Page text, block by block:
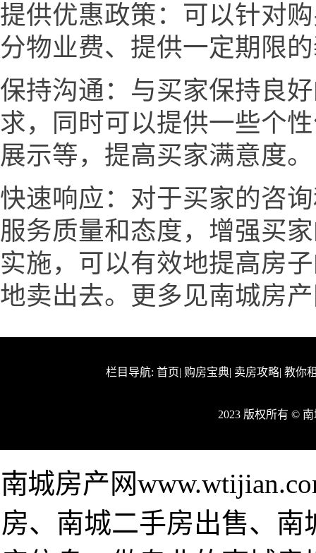
提供优惠政策：可以针对
分物业费、提供一定期限
保持沟通：与买家保持良
求，同时可以提供一些个
展示等，提高买家满意度。
快速响应：对于买家的咨
服务质量和态度，增强买
实施，可以有效地提高房
地卖出去。更多见南城房
栏目导航: 首页| 购房宝典| 卖房攻略| 教你
2023 版权所有 ©
南城房产网
房、南城二手房出售、